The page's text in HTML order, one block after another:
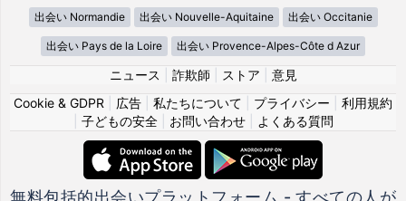
出会い Normandie 出会い Nouvelle-Aquitaine 出会い Occitanie
出会い Pays de la Loire 出会い Provence-Alpes-Côte d Azur
ニュース 詐欺師 ストア
意見
Cookie & GDPR
広告 私たちについて プライバシー
利用規約
子どもの安全| お問い合わせ| よくある質問
無料包括的出会いプラットフォーム - すべての人が